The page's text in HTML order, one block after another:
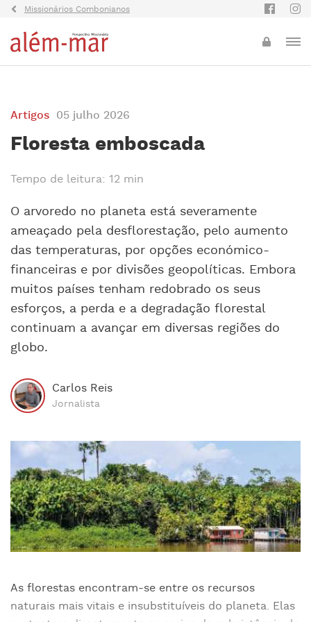
Missionários Combonianos
Artigos 05 julho 2026
Floresta emboscada
Tempo de leitura: 12 min
O arvoredo no planeta está severamente
ameaçado pela desflorestação, pelo aumento
das temperaturas, por opções económico-
financeiras e por divisões geopolíticas. Embora
muitos países tenham redobrado os seus
esforços, a perda e a degradação florestal
continuam a avançar em diversas regiões do
globo.
Carlos Reis
Jornalista
As florestas encontram-se entre os recursos
naturais mais vitais e insubstituíveis do planeta. Elas